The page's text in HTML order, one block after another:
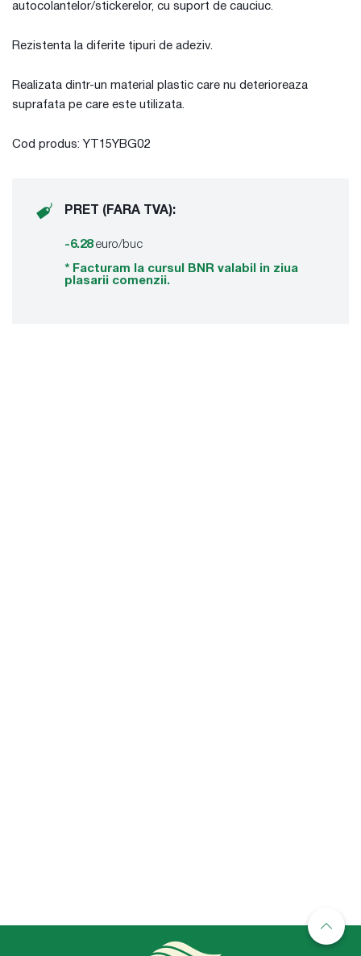
autocolantelor/stickerelor, cu suport de cauciuc.
Rezistenta la diferite tipuri de adeziv.
Realizata dintr-un material plastic care nu deterioreaza
suprafata pe care este utilizata.
Cod produs: YT15YBG02
PRET (FARA TVA):
-6.28 euro/buc
* Facturam la cursul BNR valabil in ziua
plasarii comenzii.